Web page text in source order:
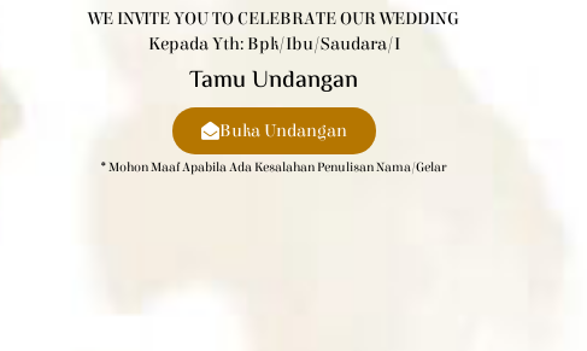
WE INVITE YOU TO CELEBRATE OUR WEDDING
Kepada Yth: Bpk/Ibu/Saudara/i
Tamu Undangan
Buka Undangan
* Mohon Maaf Apabila Ada Kesalahan Penulisan Nama/gelar